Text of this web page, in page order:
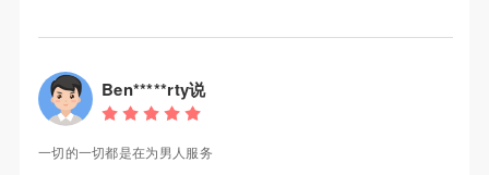
Ben*****rty说
一切的一切都是在为男人服务